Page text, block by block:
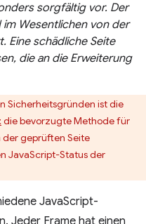
sorgfältig vor. Der
Wesentlichen von der
Eine schädliche Seite
die an die Erweiterung
Sicherheitsgründen ist die
die bevorzugte Methode für
geprüften Seite
JavaScript-Status der
JavaScript-
Jeder Frame hat einen